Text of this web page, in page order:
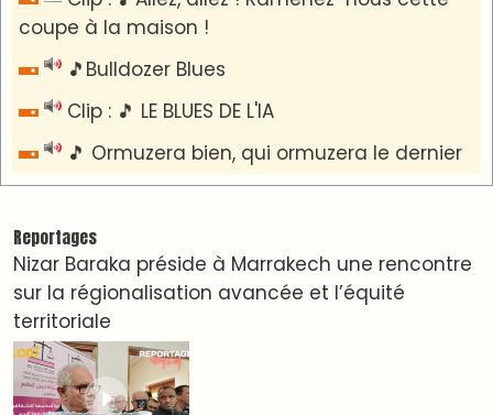
projets” du Ministère de l’Équipement et de
l’Eau
AGENDA CULTUREL
Dunia Batma en Tournée à Tanger
World Tour 2026
Nacim Haddad débarque à Tanger : Le Souffle
du Nord s'éveille !
Nacim Haddad Ayta World Tour à Rabat ( 4ème
date )